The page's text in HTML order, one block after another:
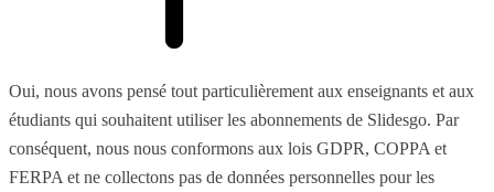
Oui, nous avons pensé tout particulièrement aux enseignants et aux
étudiants qui souhaitent utiliser les abonnements de Slidesgo. Par
conséquent, nous nous conformons aux lois GDPR, COPPA et
FERPA et ne collectons pas de données personnelles pour les